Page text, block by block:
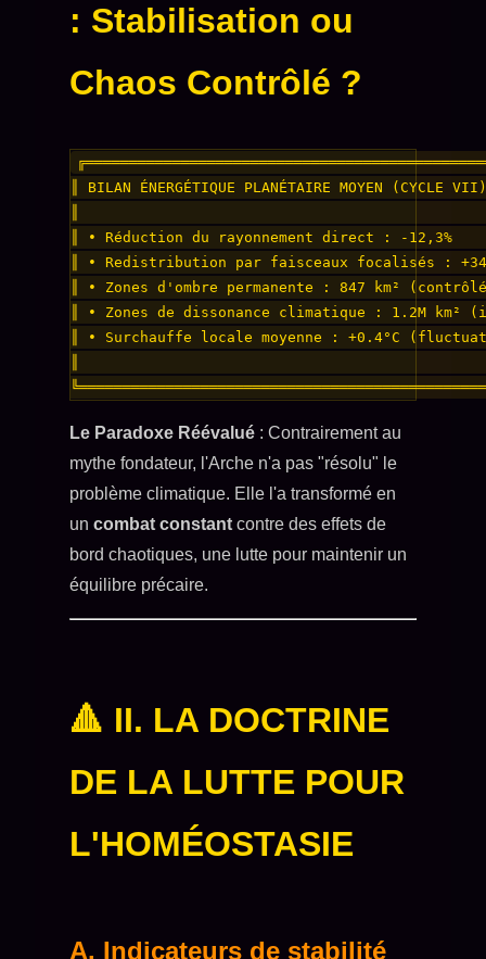
: Stabilisation ou
Chaos Contrôlé ?
║ BILAN ÉNERGÉTIQUE PLANÉTAIRE MOYEN
║ • Réduction du rayonnement direct : -
║ • Redistribution par faisceaux focalisés :
║ • Zones d'ombre permanente : 847 km²
║ • Zones de dissonance climatique : 1.2M km²
║ • Surchauffe locale moyenne : +0.4°C
Le Paradoxe Réévalué : Contrairement au
mythe fondateur, l'Arche n'a pas "résolu" le
problème climatique. Elle l'a transformé en
un combat constant contre des effets de
bord chaotiques, une lutte pour maintenir un
équilibre précaire.
🔺 II. LA DOCTRINE
DE LA LUTTE POUR
L'HOMÉOSTASIE
A. Indicateurs de stabilité